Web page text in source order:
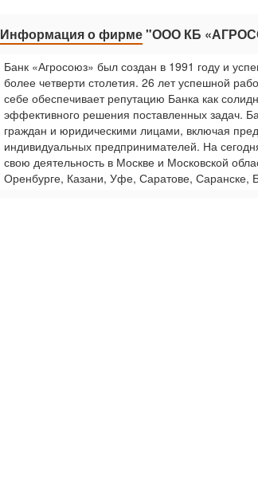
Информация о фирме"ООО КБ
Банк «Агросоюз» был создан в 1991 году и
более четверти столетия. 26 лет успешной
себе обеспечивает репутацию Банка как
эффективного решения поставленных задач.
граждан и юридическими лицами, включая
индивидуальных предпринимателей. На
свою деятельность в Москве и Московской
Оренбурге, Казани, Уфе, Саратове, Саранске,